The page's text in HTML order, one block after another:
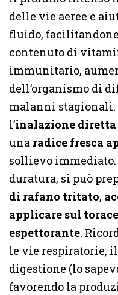
delle vie aeree e
fluido,
contenuto di
immunitario,
dell’organismo di
malanni stagionali.
l’inalazione diretta
una radice fresca
sollievo immediato.
duratura, si può
di rafano tritato,
applicare sul torace
espettorante.
le vie respiratorie,
digestione (lo
favorendo la